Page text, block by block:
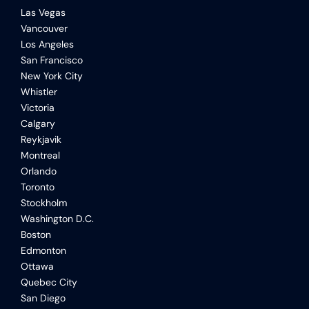
Las Vegas
Vancouver
Los Angeles
San Francisco
New York City
Whistler
Victoria
Calgary
Reykjavik
Montreal
Orlando
Toronto
Stockholm
Washington D.C.
Boston
Edmonton
Ottawa
Quebec City
San Diego